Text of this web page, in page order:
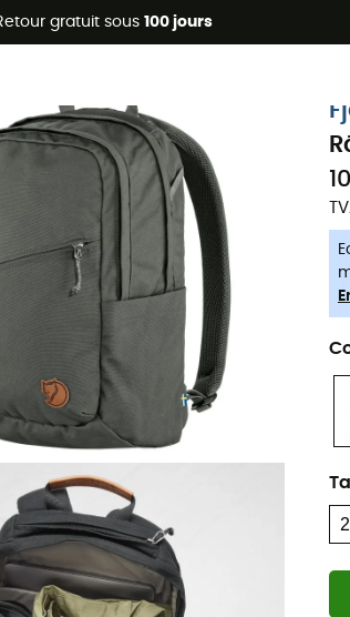
gratuit sous 100 jours
5 % EXTRA dès 2 produits* code Summer5